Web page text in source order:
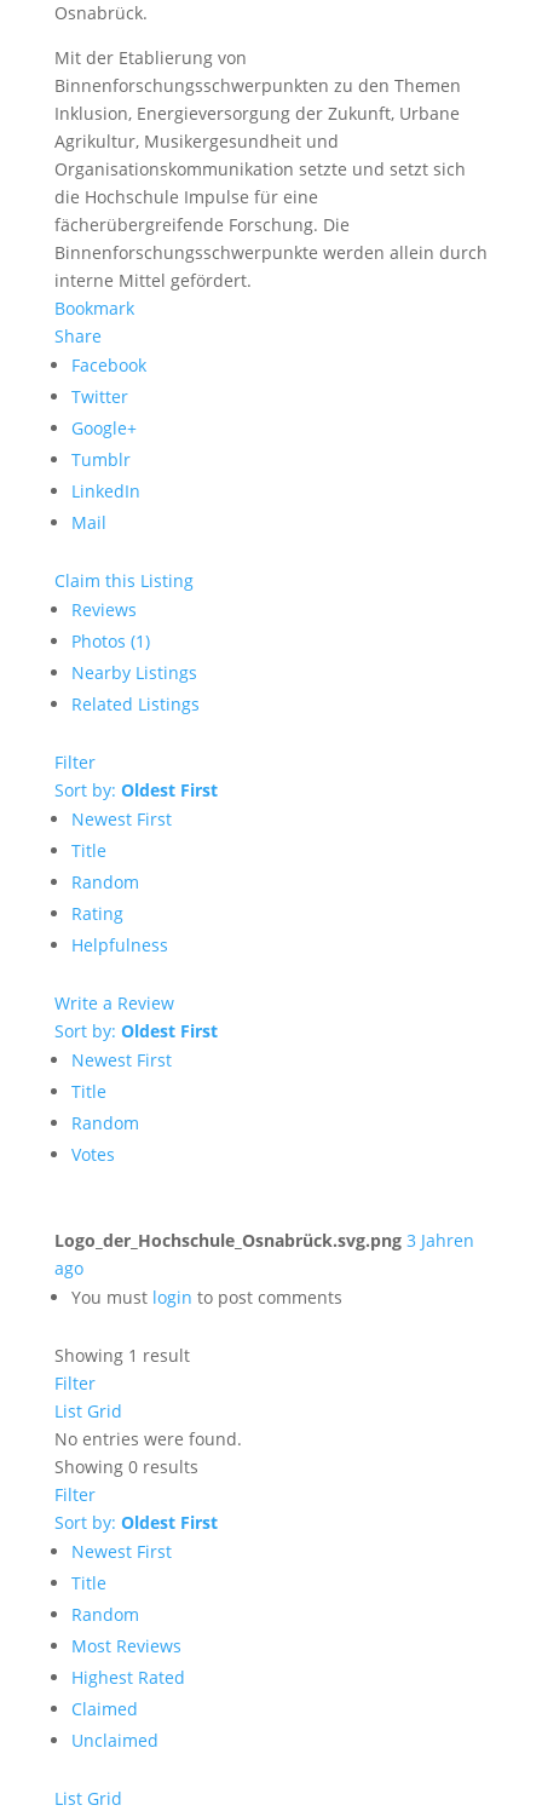
Osnabrück.
Mit der Etablierung von
Binnenforschungsschwerpunkten zu den Themen
Inklusion, Energieversorgung der Zukunft, Urbane
Agrikultur, Musikergesundheit und
Organisationskommunikation setzte und setzt sich
die Hochschule Impulse für eine
fächerübergreifende Forschung. Die
Binnenforschungsschwerpunkte werden allein durch
interne Mittel gefördert.
Bookmark
Share
Facebook
Twitter
Google+
Tumblr
LinkedIn
Mail
Claim this Listing
Reviews
Photos (1)
Nearby Listings
Related Listings
Filter
Sort by: Oldest First
Newest First
Title
Random
Rating
Helpfulness
Write a Review
Sort by: Oldest First
Newest First
Title
Random
Votes
Logo_der_Hochschule_Osnabrück.svg.png 3 Jahren
ago
You must login to post comments
Showing 1 result
Filter
List Grid
No entries were found.
Showing 0 results
Filter
Sort by: Oldest First
Newest First
Title
Random
Most Reviews
Highest Rated
Claimed
Unclaimed
List Grid